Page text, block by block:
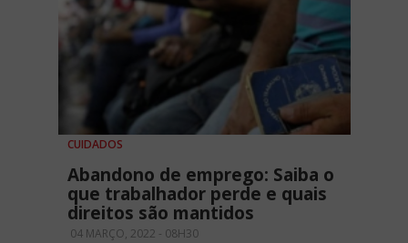
CUIDADOS
Abandono de emprego: Saiba o
que trabalhador perde e quais
direitos são mantidos
04 MARÇO, 2022 - 08H30